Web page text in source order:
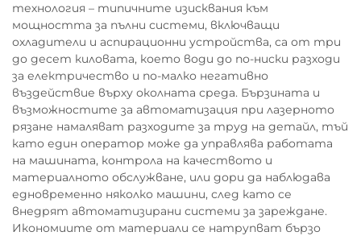
технология – типичните изисквания към
мощността за пълни системи, включващи
охладители и аспирационни устройства, са от три
до десет киловата, което води до по-ниски разходи
за електричество и по-малко негативно
въздействие върху околната среда. Бързината и
възможностите за автоматизация при лазерното
рязане намаляват разходите за труд на детайл, тъй
като един оператор може да управлява работата
на машината, контрола на качеството и
материалното обслужване, или дори да наблюдава
едновременно няколко машини, след като се
внедрят автоматизирани системи за зареждане.
Икономиите от материали се натрупват бързо